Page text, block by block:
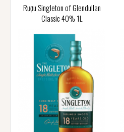
Rượu Singleton of Glendullan
Classic 40% 1L